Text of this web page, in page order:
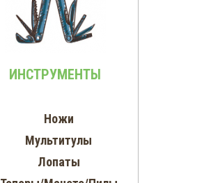
ИНСТРУМЕНТЫ
Ножи
Мультитулы
Лопаты